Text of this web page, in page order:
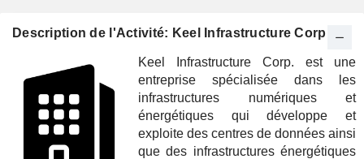
Description de l'Activité: Keel Infrastructure Corp.
Keel Infrastructure Corp. est une
entreprise spécialisée dans les
infrastructures numériques et
énergétiques qui développe et
exploite des centres de données ainsi
que des infrastructures énergétiques